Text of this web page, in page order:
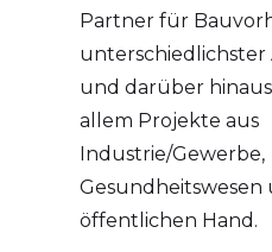
Partner für
unterschiedlichster
und darüber
allem Projekte aus
Industrie/Gewerbe,
Gesundheitswesen
öffentlichen Hand.